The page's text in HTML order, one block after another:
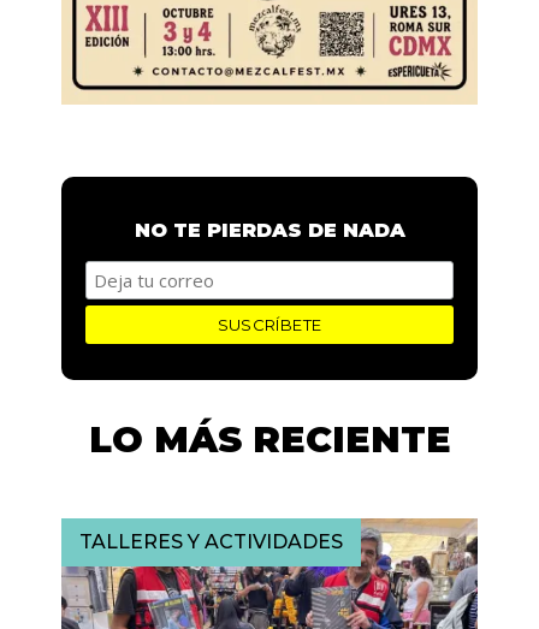
NO TE PIERDAS DE NADA
LO MÁS RECIENTE
TALLERES Y ACTIVIDADES